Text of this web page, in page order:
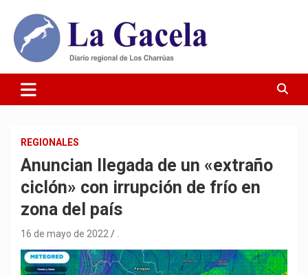
contenido
Diario La Gacela
REGIONALES
Anuncian llegada de un «extraño
ciclón» con irrupción de frío en
zona del país
16 de mayo de 2022